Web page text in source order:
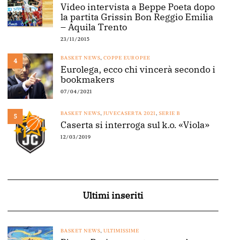
Video intervista a Beppe Poeta dopo
la partita Grissin Bon Reggio Emilia
– Aquila Trento
23/11/2015
4 BASKET NEWS, COPPE EUROPEE
Eurolega, ecco chi vincerà secondo i
bookmakers
07/04/2021
5 BASKET NEWS, JUVECASERTA 2021, SERIE B
Caserta si interroga sul k.o. «Viola»
12/03/2019
Ultimi inseriti
BASKET NEWS, ULTIMISSIME